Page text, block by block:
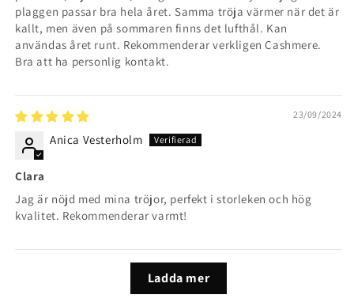
plaggen passar bra hela året. Samma tröja värmer när det är
kallt, men även på sommaren finns det lufthål. Kan
användas året runt. Rekommenderar verkligen Cashmere.
Bra att ha personlig kontakt.
23/09/2024
Anica Vesterholm
Clara
Jag är nöjd med mina tröjor, perfekt i storleken och hög
kvalitet. Rekommenderar varmt!
Ladda mer